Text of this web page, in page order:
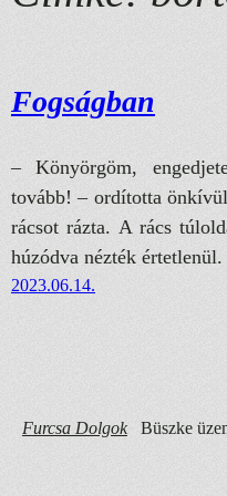
Fogságban
– Könyörgöm,
tovább! – ordította
rácsot rázta. A rács
húzódva nézték értetlenül.
2023.06.14.
Furcsa Dolgok Büszke